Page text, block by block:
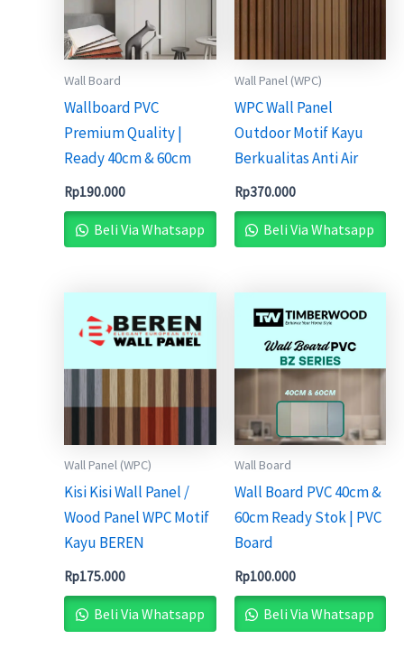
Wall Board
Wallboard PVC
Premium Quality |
Ready 40cm & 60cm
Rp190.000
Beli Via Whatsapp
Wall Panel (WPC)
WPC Wall Panel
Outdoor Motif Kayu
Berkualitas Anti Air
Rp370.000
Beli Via Whatsapp
Wall Panel (WPC)
Kisi Kisi Wall Panel /
Wood Panel WPC Motif
Kayu BEREN
Rp175.000
Beli Via Whatsapp
Wall Board
Wall Board PVC 40cm &
60cm Ready Stok | PVC
Board
Rp100.000
Beli Via Whatsapp